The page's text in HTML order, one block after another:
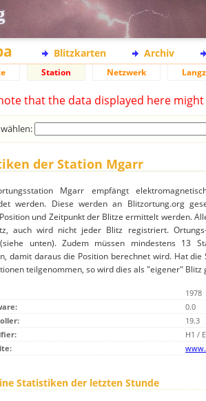
Blitzkarten Archiv
Station Netzwerk
that the data displayed here
der Station Mgarr
Mgarr empfängt
werden. Diese werden an Blitzortung.org
und Zeitpunkt der Blitze ermittelt werden.
auch wird nicht jeder Blitz registriert.
unten). Zudem müssen mindestens 13
damit daraus die Position berechnet wird. Hat
teilgenommen, so wird dies als "eigener" Blitz
1978
0.0
19.3
H1 /
Statistiken der letzten Stunde